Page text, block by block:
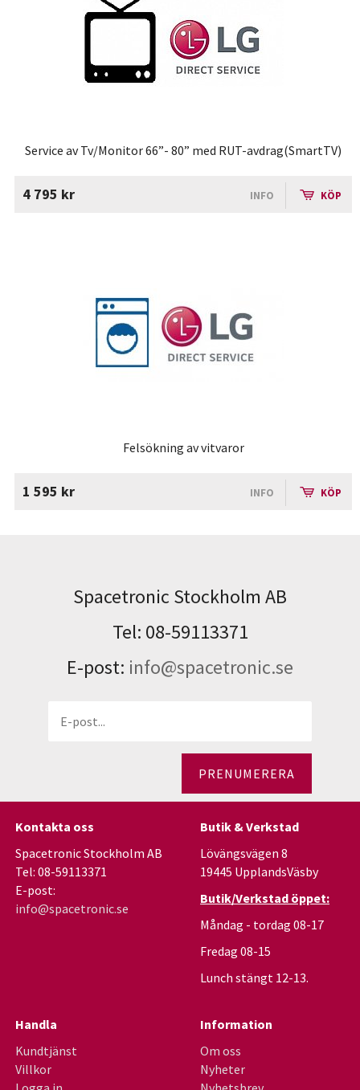
Service av Tv/Monitor 66”- 80” med RUT-avdrag(SmartTV)
4 795 kr INFO KÖP
Felsökning av vitvaror
1 595 kr INFO KÖP
Spacetronic Stockholm AB
Tel: 08-59113371
E-post: info@spacetronic.se
PRENUMERERA
Kontakta oss
Spacetronic Stockholm AB
Tel: 08-59113371
E-post:
info@spacetronic.se
Butik & Verkstad
Lövängsvägen 8
19445 UpplandsVäsby
Butik/Verkstad öppet:
Måndag - tordag 08-17
Fredag 08-15
Lunch stängt 12-13.
Handla
Kundtjänst
Villkor
Information
Om oss
Nyheter